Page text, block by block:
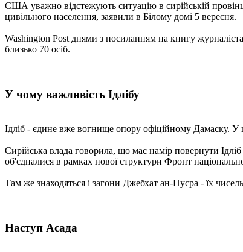
США уважно відстежують ситуацію в сирійській
цивільного населення, заявили в Білому домі 5 вересня.
Washington Post днями з посиланням на книгу
близько 70 осіб.
У чому важливість Ідлібу
Ідліб - єдине вже вогнище опору офіційному Дамаску. У
Сирійська влада говорила, що має намір повернути
об'єдналися в рамках нової структури Фронт
Там же знаходяться і загони Джебхат ан-Нусра - їх
Наступ Асада